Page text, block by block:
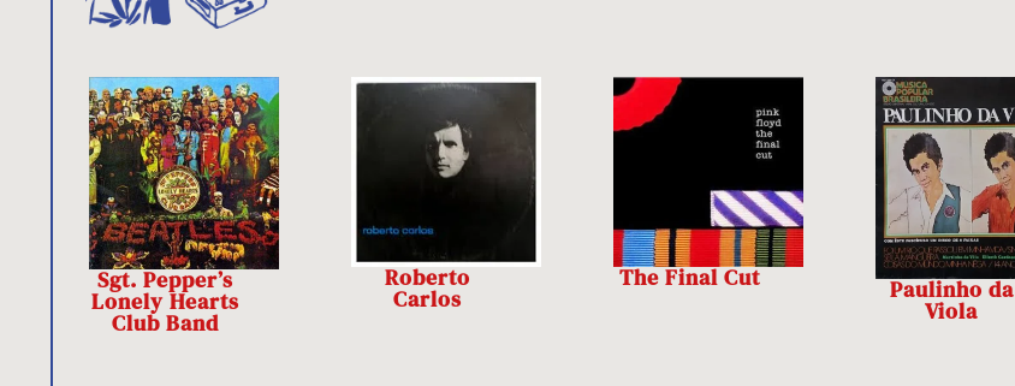
Sgt. Pepper’s
Lonely Hearts
Club Band
Roberto
Carlos
The Final Cut Paulinho da
Viola